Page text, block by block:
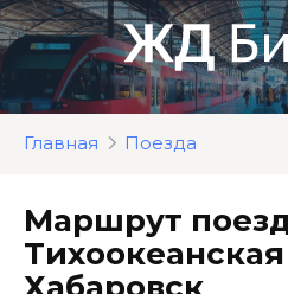
Перейти
к
контенту
Главная Поезда
Маршрут